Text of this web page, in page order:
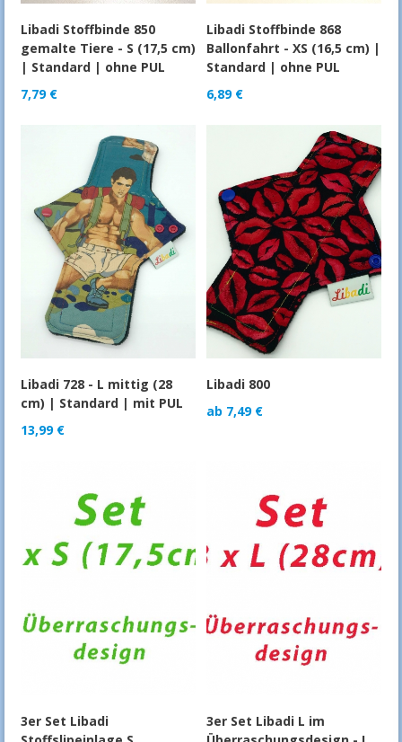
Libadi Stoffbinde 850
gemalte Tiere - S (17,5 cm)
| Standard | ohne PUL
7,79 €
Libadi Stoffbinde 868
Ballonfahrt - XS (16,5 cm) |
Standard | ohne PUL
6,89 €
Libadi 728 - L mittig (28
cm) | Standard | mit PUL
13,99 €
Libadi 800
ab 7,49 €
3er Set Libadi
3er Set Libadi L im